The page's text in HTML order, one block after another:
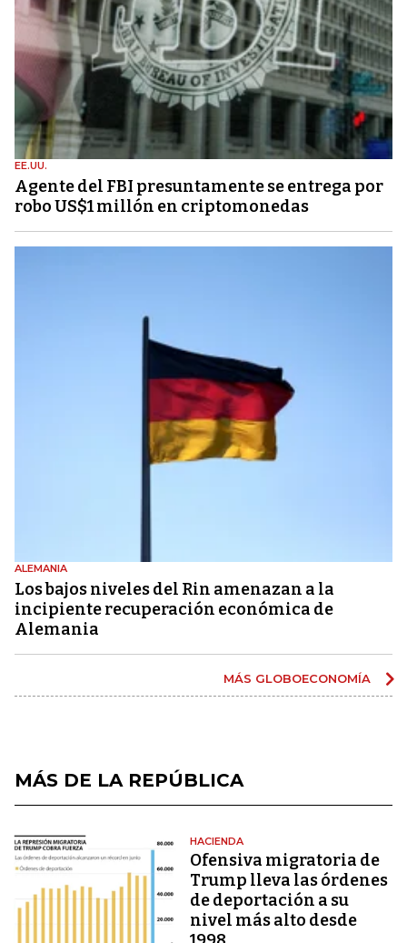
EE.UU.
Agente del FBI presuntamente se entrega por
robo US$1 millón en criptomonedas
ALEMANIA
Los bajos niveles del Rin amenazan a la
incipiente recuperación económica de
Alemania
MÁS GLOBOECONOMÍA
MÁS DE LA REPÚBLICA
HACIENDA
Ofensiva migratoria de
Trump lleva las órdenes
de deportación a su
nivel más alto desde